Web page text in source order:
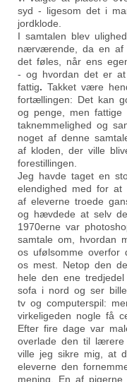
syd - ligesom det i
jordklode.
I samtalen blev
nærværende, da en af
det føles, når ens
- og hvordan det er
fattig. Takket være
fortællingen: Det kan
og penge, men fattige
taknemmelighed og
noget af denne
af kloden, der ville
forestillingen.
Jeg havde taget en
elendighed med for at
af eleverne troede
og hævdede at selv
1970erne var
samtale om, hvordan
os ufølsomme overfor
os mest. Netop den
hele den ene
sofa i nord og ser
tv og computerspil:
virkeligeden nogle få
Efter fire dage var
overlade den til
ville jeg sikre mig, at
eleverne den
mening. En af